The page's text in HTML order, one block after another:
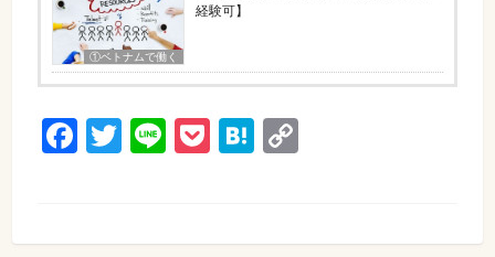
①ベトナムで働く
経験可】
Facebook
Twitter
LinePocketHatena
Copy